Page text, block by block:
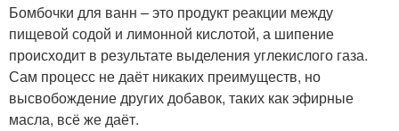
Бомбочки для ванн – это продукт реакции между
пищевой содой и лимонной кислотой, а шипение
происходит в результате выделения углекислого газа.
Сам процесс не даёт никаких преимуществ, но
высвобождение других добавок, таких как эфирные
масла, всё же даёт.